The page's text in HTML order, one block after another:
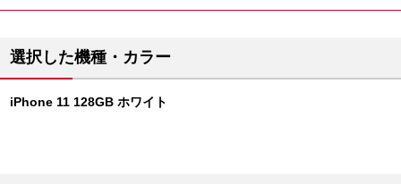
選択した機種・カラー
iPhone 11 128GB ホワイト